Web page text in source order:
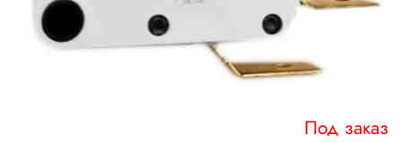
Под заказ